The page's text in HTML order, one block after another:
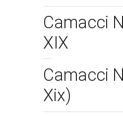
Camacci
XIX
Camacci
Xix)